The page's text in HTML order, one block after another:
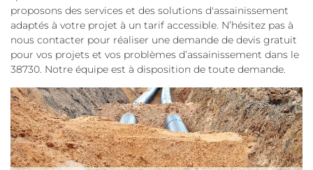
proposons des services et des solutions d'assainissement
adaptés à votre projet à un tarif accessible. N’hésitez pas à
nous contacter pour réaliser une demande de devis gratuit
pour vos projets et vos problèmes d’assainissement dans le
38730. Notre équipe est à disposition de toute demande.